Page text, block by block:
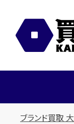
ブランド買取